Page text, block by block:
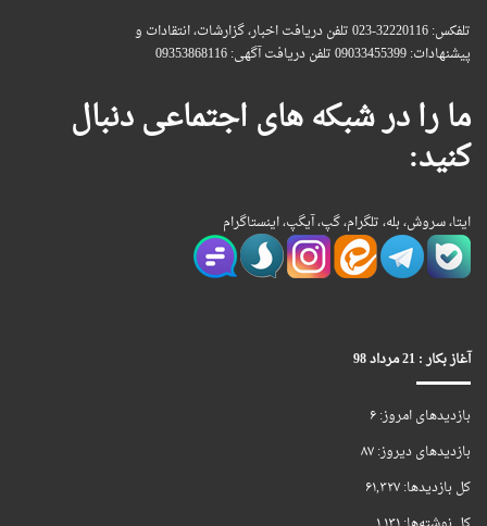
تلفکس: 32220116-023 تلفن دریافت اخبار، گزارشات، انتقادات و
پیشنهادات: 09033455399 تلفن دریافت آگهی: 09353868116
ما را در شبکه های اجتماعی دنبال
کنید:
ایتا، سروش، بله، تلگرام، گپ، آیگپ، اینستاگرام
آغاز بکار : 21 مرداد 98
بازدیدهای امروز:۶
بازدیدهای دیروز:۸۷
کل بازدیدها:۶۱,۳۲۷